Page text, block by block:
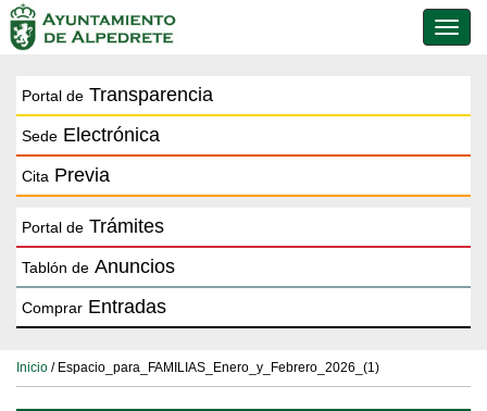
de
Portal de Transparencia
Sede Electrónica
Cita Previa
Portal de Trámites
Tablón de Anuncios
Comprar Entradas
Inicio / Espacio_para_FAMILIAS_Enero_y_Febrero_2026_(1)